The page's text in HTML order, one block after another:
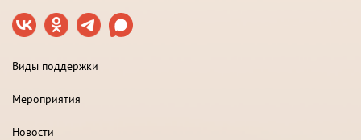
Виды поддержки
Мероприятия
Новости